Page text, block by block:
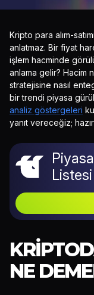
Kripto para alım-
anlatmaz. Bir fiyat
işlem hacminde
anlama gelir? Hacim
stratejisine nasıl
bir trendi piyasa
analiz göstergeleri
yanıt vereceğiz;
Listesi
NE